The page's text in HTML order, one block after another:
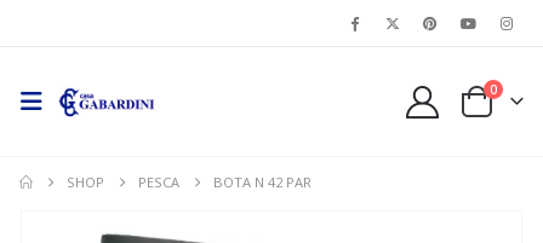
0
SHOP PESCA BOTA N 42 PAR